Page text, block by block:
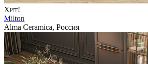
Хит!
Milton
Alma Ceramica, Россия